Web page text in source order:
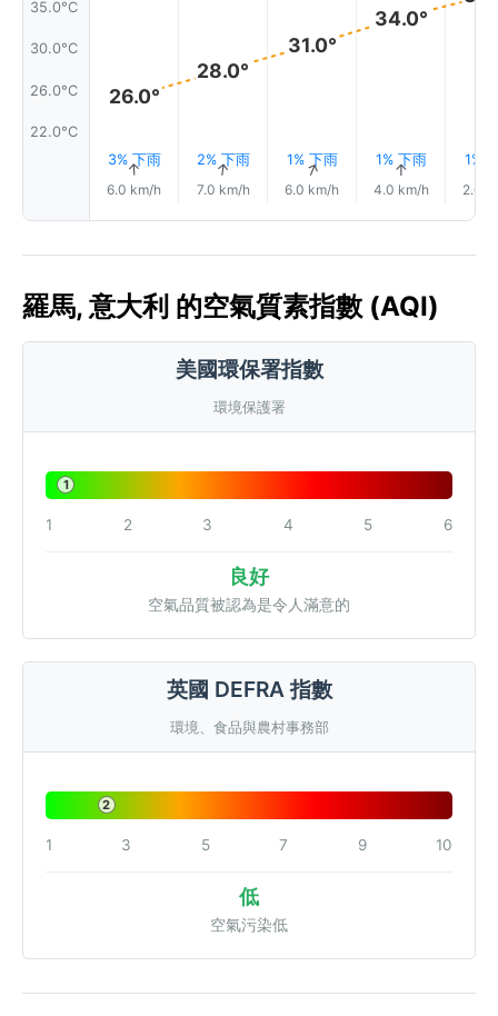
35.0°C
30.0°C
26.0°C
22.0°C
26.0°
3% 下雨
↑
6.0 km/h
28.0°
2% 下雨
↑
7.0 km/h
31.0°
1% 下雨
↑
6.0 km/h
34.0°
1% 下雨
↑
4.0 km/h
1%
2.0
羅馬, 意大利 的空氣質素指數 (AQI)
美國環保署指數
環境保護署
1
1 2 3 4 5 6
良好
空氣品質被認為是令人滿意的
英國 DEFRA 指數
環境、食品與農村事務部
2
1 3 5 7 9 10
低
空氣污染低